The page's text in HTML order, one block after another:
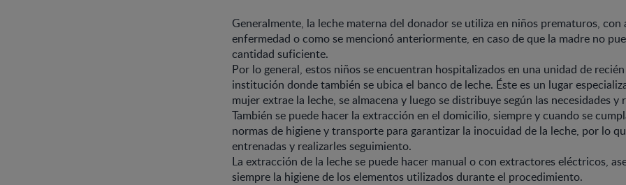
Generalmente, la leche materna del donador se utiliza en niños prematuros, con
enfermedad o como se mencionó anteriormente, en caso de que la madre no
cantidad suficiente.
Por lo general, estos niños se encuentran hospitalizados en una unidad de
institución donde también se ubica el banco de leche. Éste es un lugar
mujer extrae la leche, se almacena y luego se distribuye según las necesidades y
También se puede hacer la extracción en el domicilio, siempre y cuando se
normas de higiene y transporte para garantizar la inocuidad de la leche, por lo
entrenadas y realizarles seguimiento.
La extracción de la leche se puede hacer manual o con extractores eléctricos,
siempre la higiene de los elementos utilizados durante el procedimiento.